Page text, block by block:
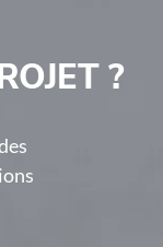
?